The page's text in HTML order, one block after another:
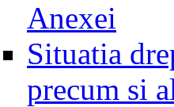
Anexei
Situatia
precum si